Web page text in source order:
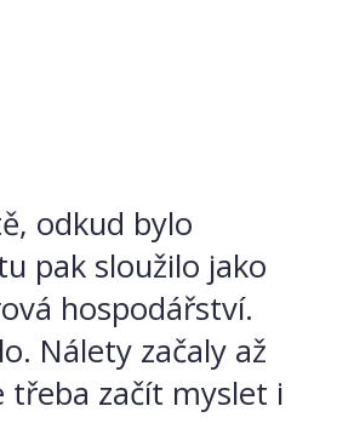
odkud bylo
pak sloužilo jako
hospodářství.
Nálety začaly až
třeba začít myslet i